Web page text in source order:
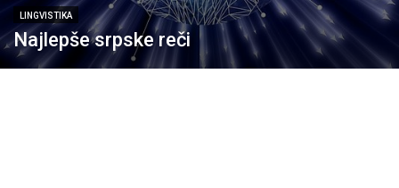
LINGVISTIKA
Najlepše srpske reči